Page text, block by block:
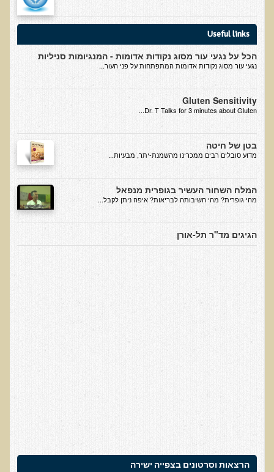
בדיקות לאבחון מחסורים וסיכונים
בדיקת צואה לאיתור מוקדם של סרטן המעי הגס M2PK
בדיקת דם קליפורד לרגישויות לחומרים דנטאליים
בדיקות לקזיאו-מורפינים וגלוטיאו-מורפינים
שאלות ותשובות למעבדה
רשימת משאבים לפציינט
רשימת תוצרת מרוססת
רשימת מאכלים המכילים חומצה אוקסלית
דף כספית
רשימת מאכלים המכילים היסטמין
תודה לך דוקטור על חוויה נהדרת
אדם ורופא שנותן לי אלטרנטיבה אחרת ממה שהרופאים שפגשתי נתנו
לי
שסובל לעשות אותה.
הבריאות של כל המשפחה השתפרה
Useful links
הכל על נגעי עור מסוג נקודות אדומות - המנגיומות סניליות
נגעי עור מסוג נקודות אדומות המתפתחות על פני העור...
Gluten Sensitivity
Dr. T Talks for 3 minutes about Gluten...
בטן של חיטה
​מדוע סובלים רבים ממכרינו מהשמנת-יתר, מבעיות...
המלח השחור העשיר בגופרית מנפאל
מהי גופרית? מהי חשיבותה לבריאות? איפה ניתן לקבל...
הגיגים מד"ר תל-אורן
הרצאות וסרטונים בצפייה ישירה